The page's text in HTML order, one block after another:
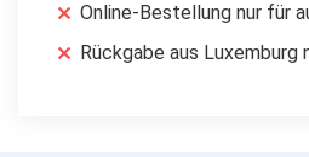
Online-Bestellung nur für
Rückgabe aus Luxemburg